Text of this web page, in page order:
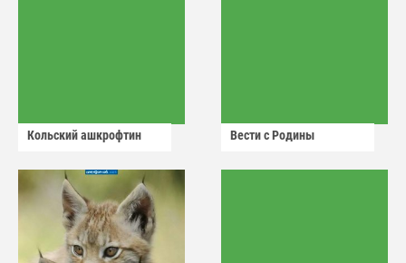
Кольский ашкрофтин Вести с Родины